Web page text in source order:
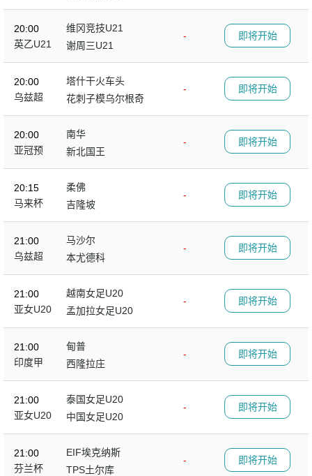
20:00
英乙U21
维冈竞技U21
-
谢周三U21
即将开始
20:00
乌兹超
塔什干火车头
-
花刺子模乌尔根奇
即将开始
20:00
亚冠预
南华
-
新北国王
即将开始
20:15
马来杯
柔佛
-
吉隆坡
即将开始
21:00
乌兹超
马沙尔
-
本尤德科
即将开始
21:00
亚女U20
越南女足U20
-
孟加拉女足U20
即将开始
21:00
印度甲
甸普
-
西隆拉庄
即将开始
21:00
亚女U20
泰国女足U20
-
中国女足U20
即将开始
21:00
芬兰杯
EIF埃克纳斯
-
TPS土尔库
即将开始